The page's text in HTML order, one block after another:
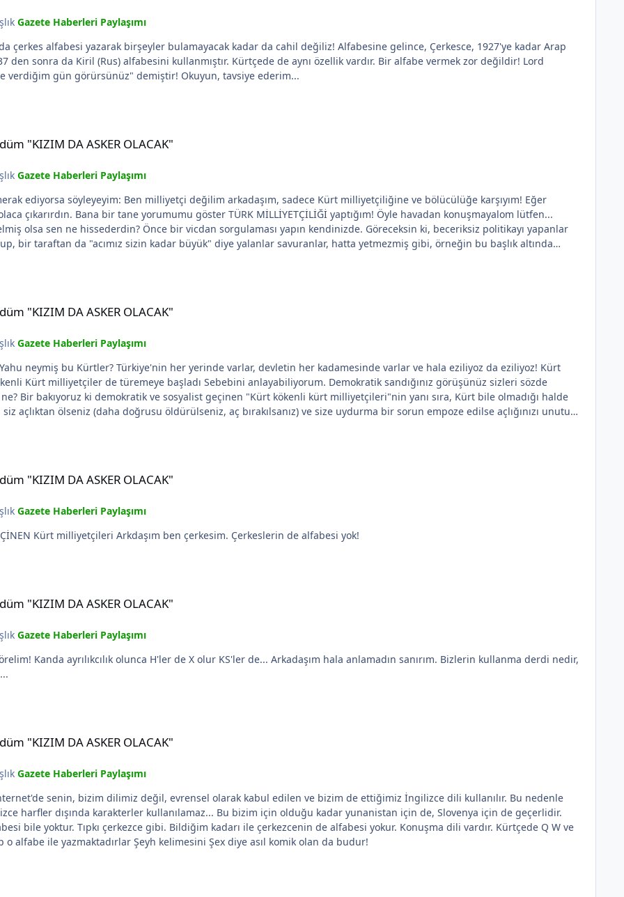
Gazete Haberleri Paylaşımı
birşeyler bulamayacak kadar da cahil değiliz! Alfabesine gelince, Çerkesce, 1927'ye kadar Arap
Kürtçede de aynı özellik vardır. Bir alfabe vermek zor değildir! Lord
Curzon, Lozan anlaşmasında "ben onlara bir alfabe verdiğim gün görürsünüz" demiştir! Okuyun, tavsiye ederim...
"KIZIM DA ASKER OLACAK"
Gazete Haberleri Paylaşımı
Öyle havadan konuşmayalom lütfen...
Önce bir vicdan sorgulaması yapın kendinizde. Göreceksin ki, beceriksiz politikayı yapanlar
bir taraftan da "acımız sizin kadar büyük" diye yalanlar savuranlar, hatta yetmezmiş gibi, örneğin bu başlık altında
sonra argümanınızı tartışırız!
"KIZIM DA ASKER OLACAK"
Gazete Haberleri Paylaşımı
anlayabiliyorum. Demokratik sandığınız görüşünüz sizleri sözde
forumun her
"KIZIM DA ASKER OLACAK"
Gazete Haberleri Paylaşımı
Ben de tam diyordum ki nerede bu DEMOKRAT GEÇİNEN Kürt milliyetçileri Arkdaşım ben çerkesim. Çerkeslerin de alfabesi yok!
"KIZIM DA ASKER OLACAK"
Gazete Haberleri Paylaşımı
"KIZIM DA ASKER OLACAK"
Gazete Haberleri Paylaşımı
Bu bizim için olduğu kadar yunanistan için de, Slovenya için de geçerlidir.
bile yoktur. Tıpkı çerkezce gibi. Bildiğim kadarı ile çerkezcenin de alfabesi yokur. Konuşma dili vardır. Kürtçede Q W ve
X harfleri sonradan uydurulmuştur. Şimdi de kalkıp o alfabe ile yazmaktadırlar Şeyh kelimesini Şex diye asıl komik olan da budur!